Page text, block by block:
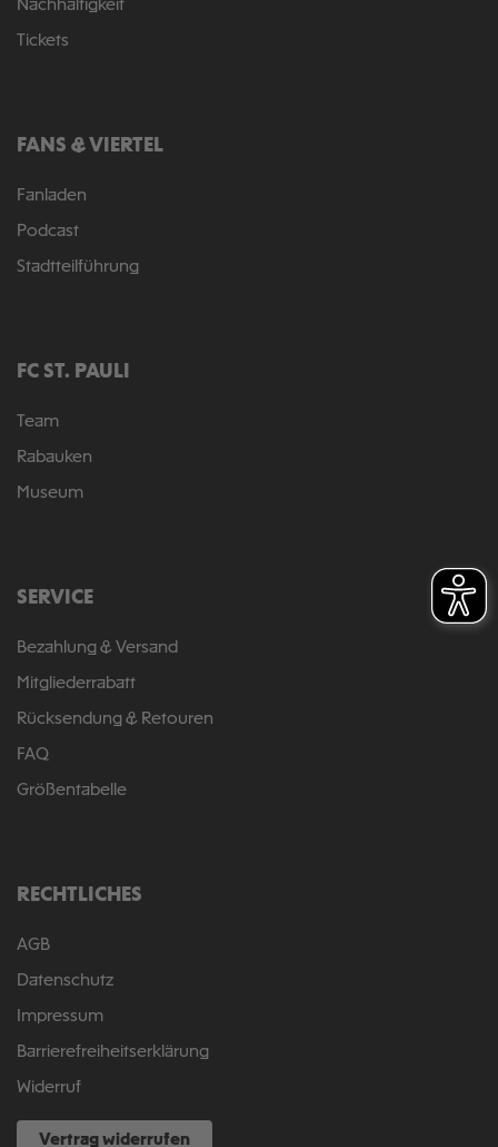
Nachhaltigkeit
Tickets
FANS & VIERTEL
Fanladen
Podcast
Stadtteilführung
FC ST. PAULI
Team
Rabauken
Museum
SERVICE
Bezahlung & Versand
Mitgliederrabatt
Rücksendung & Retouren
FAQ
Größentabelle
RECHTLICHES
AGB
Datenschutz
Impressum
Barrierefreiheitserklärung
Widerruf
Vertrag widerrufen